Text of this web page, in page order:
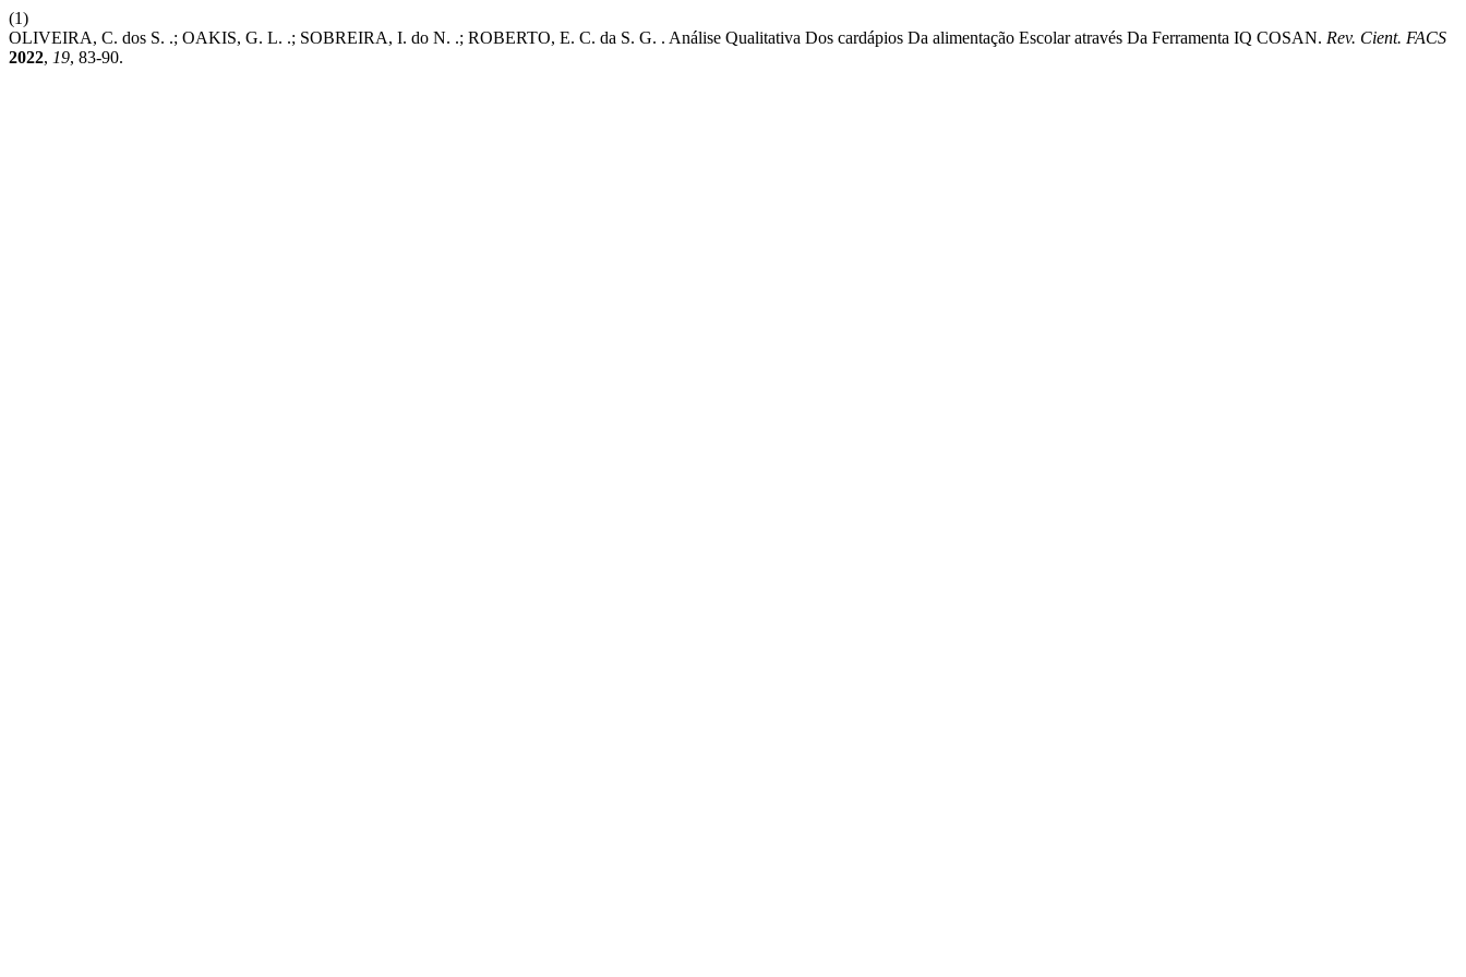
(1)
OLIVEIRA, C. dos S. .; OAKIS, G. L. .; SOBREIRA, I. do N. .; ROBERTO, E. C. da S. G. . Análise Qualitativa Dos cardápios Da alimentação Escolar através Da Ferramenta IQ COSAN. Rev. Cient. FACS
2022, 19, 83-90.